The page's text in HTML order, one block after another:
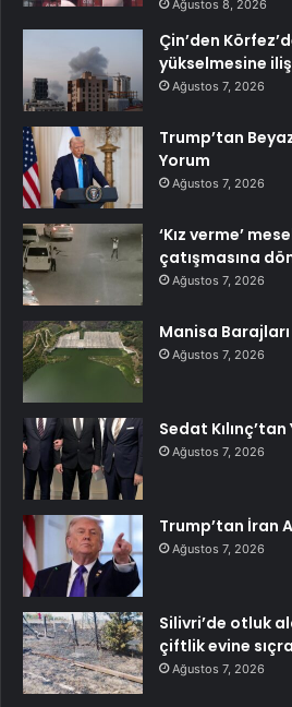
Ağustos 8, 2026
Çin’den
yükselmesine
Ağustos 7, 2026
Trump’tan
Yorum
Ağustos 7, 2026
‘Kız verme’
çatışmasına
Ağustos 7, 2026
Manisa
Ağustos 7, 2026
Sedat
Ağustos 7, 2026
Trump’tan İran
Ağustos 7, 2026
Silivri’de otluk
çiftlik evine
Ağustos 7, 2026